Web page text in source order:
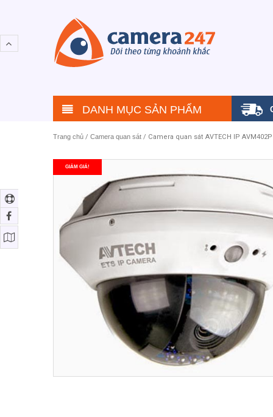
DANH MỤC SẢN PHẨM
Trang chủ / Camera quan sát / Camera quan sát AVTECH IP AVM402P
GIẢM GIÁ!